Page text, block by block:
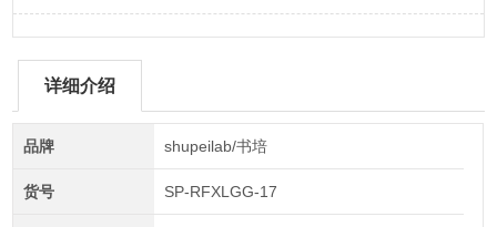
详细介绍
品牌 shupeilab/书培
货号 SP-RFXLGG-17